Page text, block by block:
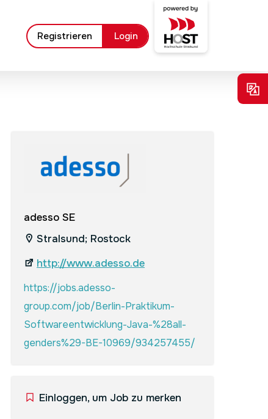
Registrieren Login
adesso SE
Stralsund; Rostock
http://www.adesso.de
https://jobs.adesso-
group.com/job/Berlin-Praktikum-
Softwareentwicklung-Java-%28all-
genders%29-BE-10969/934257455/
Einloggen, um Job zu merken